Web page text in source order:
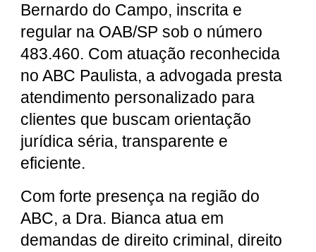
Bernardo do Campo, inscrita e
regular na OAB/SP sob o número
483.460. Com atuação reconhecida
no ABC Paulista, a advogada presta
atendimento personalizado para
clientes que buscam orientação
jurídica séria, transparente e
eficiente.
Com forte presença na região do
ABC, a Dra. Bianca atua em
demandas de direito criminal, direito